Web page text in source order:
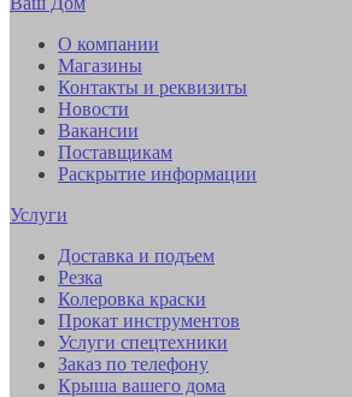
О компании
Магазины
Контакты и реквизиты
Новости
Вакансии
Поставщикам
Раскрытие информации
Услуги
Доставка и подъем
Резка
Колеровка краски
Прокат инструментов
Услуги спецтехники
Заказ по телефону
Крыша вашего дома